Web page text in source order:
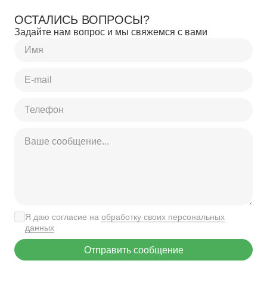
ОСТАЛИСЬ ВОПРОСЫ?
Задайте нам вопрос и мы свяжемся с вами
Я даю согласие на обработку своих персональных
данных
Отправить сообщение